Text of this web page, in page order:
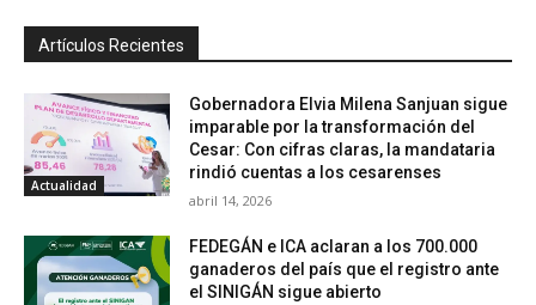
Artículos Recientes
Actualidad
Gobernadora Elvia Milena Sanjuan sigue
imparable por la transformación del
Cesar: Con cifras claras, la mandataria
rindió cuentas a los cesarenses
abril 14, 2026
FEDEGÁN e ICA aclaran a los 700.000
ganaderos del país que el registro ante
el SINIGÁN sigue abierto